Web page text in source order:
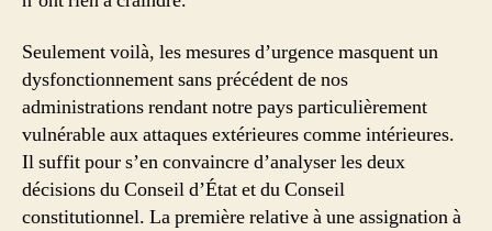
Seulement voilà, les mesures d’urgence masquent un
dysfonctionnement sans précédent de nos
administrations rendant notre pays particulièrement
vulnérable aux attaques extérieures comme intérieures.
Il suffit pour s’en convaincre d’analyser les deux
décisions du Conseil d’État et du Conseil
constitutionnel. La première relative à une assignation à